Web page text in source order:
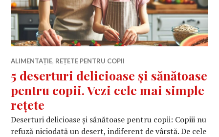
ALIMENTAȚIE, REȚETE PENTRU COPII
5 deserturi delicioase și sănătoase
pentru copii. Vezi cele mai simple
rețete
Deserturi delicioase și sănătoase pentru copii: Copiii nu
refuză niciodată un desert, indiferent de vârstă. De cele